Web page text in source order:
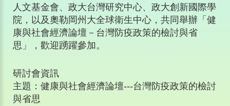
人文基金會、政大台灣研究中心、政大創新國際學
院，以及奧勒岡州大全球衛生中心，共同舉辦「健
康與社會經濟論壇－台灣防疫政策的檢討與省
思」，歡迎踴躍參加。
研討會資訊
主題：健康與社會經濟論壇---台灣防疫政策的檢討
與省思